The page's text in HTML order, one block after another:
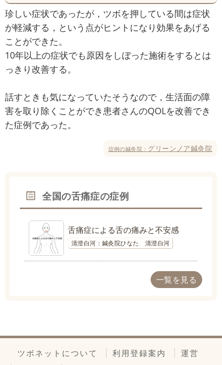
珍しい症状であったが，ツボを押している間は症状
が軽減する，という点がヒントになり効果をあげる
ことができた。
10年以上の症状でも原因をしぼった施術をするとは
っきり改善する。
話すときも気になっていたそうなので，生活面の障
害を取り除くことができ患者さんのQOLを改善でき
た症例であった。
症例の鍼灸院： グリーンノア鍼灸院
全国の舌痛症の症例
舌痛症による舌の痛みと不安感
清澄白河：鍼灸院ひなた 清澄白河
一覧を見る
ツボネットについて 利用登録案内
運営